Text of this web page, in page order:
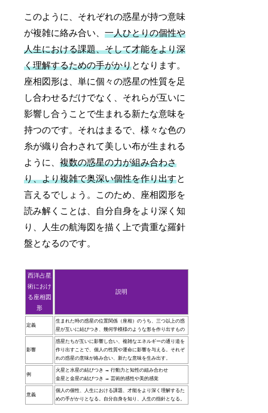
このように、それぞれの惑星が持つ意味
が複雑に絡み合い、一人ひとりの個性や
人生における課題、そして才能をより深
く理解するための手がかりとなります。
座相図形は、単に個々の惑星の性質を足
し合わせるだけでなく、それらが互いに
影響し合うことで生まれる新たな意味を
持つのです。それはまるで、様々な色の
糸が織り合わされて美しい布が生まれる
ように、複数の惑星の力が組み合わさ
り、より複雑で奥深い個性を作り出すと
言えるでしょう。このため、座相図形を
読み解くことは、自分自身をより深く知
り、人生の航海図を描く上で貴重な羅針
盤となるのです。
西洋占星
術におけ
る座相図
形
説明
定義
生まれた時の惑星の位置関係（座相）のうち、三つ以上の惑
星が互いに結びつき、幾何学模様のような形を作り出すもの
影響
惑星たちが互いに影響し合い、複雑なエネルギーの通り道を
作り出すことで、個人の性質や運命に影響を与える。それぞ
れの惑星の意味が絡み合い、新たな意味を生み出す。
例
火星と水星の結びつき → 行動力と知性の組み合わせ
金星と金星の結びつき → 芸術的感性や美的感覚
意義
個人の個性、人生における課題、才能をより深く理解するた
めの手がかりとなる。自分自身を知り、人生の指針となる。